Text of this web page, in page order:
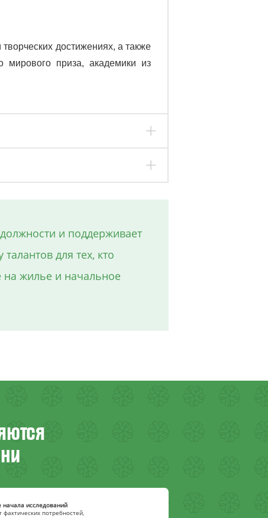
достижениях, а также
мирового приза, академики из
и поддерживает
для тех, кто
на жилье и начальное
исследований
фактических потребностей,